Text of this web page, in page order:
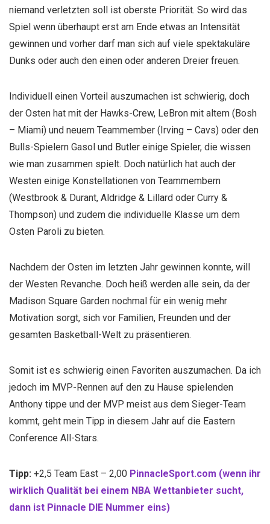
niemand verletzten soll ist oberste Priorität. So wird das
Spiel wenn überhaupt erst am Ende etwas an Intensität
gewinnen und vorher darf man sich auf viele spektakuläre
Dunks oder auch den einen oder anderen Dreier freuen.
Individuell einen Vorteil auszumachen ist schwierig, doch
der Osten hat mit der Hawks-Crew, LeBron mit altem (Bosh
– Miami) und neuem Teammember (Irving – Cavs) oder den
Bulls-Spielern Gasol und Butler einige Spieler, die wissen
wie man zusammen spielt. Doch natürlich hat auch der
Westen einige Konstellationen von Teammembern
(Westbrook & Durant, Aldridge & Lillard oder Curry &
Thompson) und zudem die individuelle Klasse um dem
Osten Paroli zu bieten.
Nachdem der Osten im letzten Jahr gewinnen konnte, will
der Westen Revanche. Doch heiß werden alle sein, da der
Madison Square Garden nochmal für ein wenig mehr
Motivation sorgt, sich vor Familien, Freunden und der
gesamten Basketball-Welt zu präsentieren.
Somit ist es schwierig einen Favoriten auszumachen. Da ich
jedoch im MVP-Rennen auf den zu Hause spielenden
Anthony tippe und der MVP meist aus dem Sieger-Team
kommt, geht mein Tipp in diesem Jahr auf die Eastern
Conference All-Stars.
Tipp: +2,5 Team East – 2,00 PinnacleSport.com (wenn ihr
wirklich Qualität bei einem NBA Wettanbieter sucht,
dann ist Pinnacle DIE Nummer eins)